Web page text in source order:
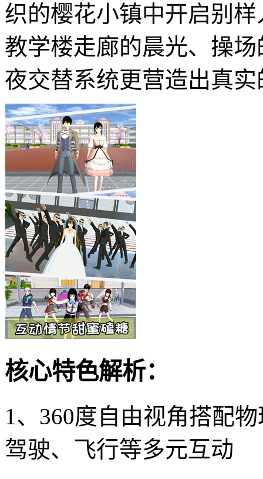
织的樱花小镇中开启别
教学楼走廊的晨光、操
夜交替系统更营造出真
核心特色解析：
1、360度自由视角搭配
驾驶、飞行等多元互动